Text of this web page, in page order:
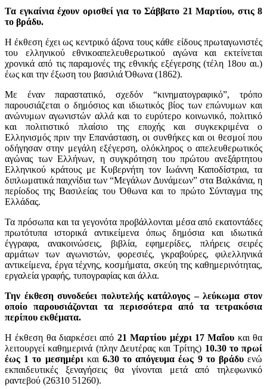
Τα εγκαίνια έχουν ορισθεί για το Σάββατο 21 Μαρτίου, στις 8
το βράδυ.
Η έκθεση έχει ως κεντρικό άξονα τους κάθε είδους πρωταγωνιστές
του ελληνικού εθνικοαπελευθερωτικού αγώνα και εκτείνεται
χρονικά από τις παραμονές της εθνικής εξέγερσης (τέλη 18ου αι.)
έως και την έξωση του βασιλιά Όθωνα (1862).
Με έναν παραστατικό, σχεδόν “κινηματογραφικό”, τρόπο
παρουσιάζεται ο δημόσιος και ιδιωτικός βίος των επώνυμων και
ανώνυμων αγωνιστών αλλά και το ευρύτερο κοινωνικό, πολιτικό
και πολιτιστικό πλαίσιο της εποχής και συγκεκριμένα ο
Ελληνισμός πριν την Επανάσταση, οι συνθήκες και οι θεσμοί που
οδήγησαν στην μεγάλη εξέγερση, ολόκληρος ο απελευθερωτικός
αγώνας των Ελλήνων, η συγκρότηση του πρώτου ανεξάρτητου
Ελληνικού κράτους με Κυβερνήτη τον Ιωάννη Καποδίστρια, τα
διπλωματικά παιχνίδια των “Μεγάλων Δυνάμεων” στα Βαλκάνια, η
περίοδος της Βασιλείας του Όθωνα και το πρώτο Σύνταγμα της
Ελλάδας.
Τα πρόσωπα και τα γεγονότα προβάλλονται μέσα από εκατοντάδες
πρωτότυπα ιστορικά αντικείμενα όπως δημόσια και ιδιωτικά
έγγραφα, ανακοινώσεις, βιβλία, εφημερίδες, πλήρεις σειρές
αρμάτων των αγωνιστών, φορεσιές, γκραβούρες, φιλελληνικά
αντικείμενα, έργα τέχνης, κοσμήματα, σκεύη της καθημερινότητας,
εργαλεία γραφής, τυπογραφίας και άλλα.
Την έκθεση συνοδεύει πολυτελής κατάλογος – λεύκωμα στον
οποίο παρουσιάζονται τα περισσότερα από τα τετρακόσια
περίπου εκθέματα.
Η έκθεση θα διαρκέσει από 21 Μαρτίου μέχρι 17 Μαΐου και θα
λειτουργεί καθημερινά (πλην Δευτέρας και Τρίτης) 10.30 το πρωί
έως 1 το μεσημέρι και 6.30 το απόγευμα έως 9 το βράδυενώ
εκπαιδευτικές ξεναγήσεις θα γίνονται μετά από τηλεφωνικό
ραντεβού (26310 51260).